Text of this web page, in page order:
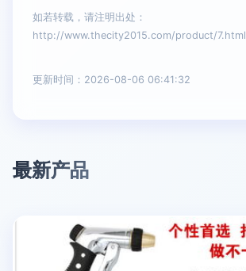
如若转载，请注明出处：
http://www.thecity2015.com/product/7.html
更新时间：2026-08-06 06:41:32
最新产品